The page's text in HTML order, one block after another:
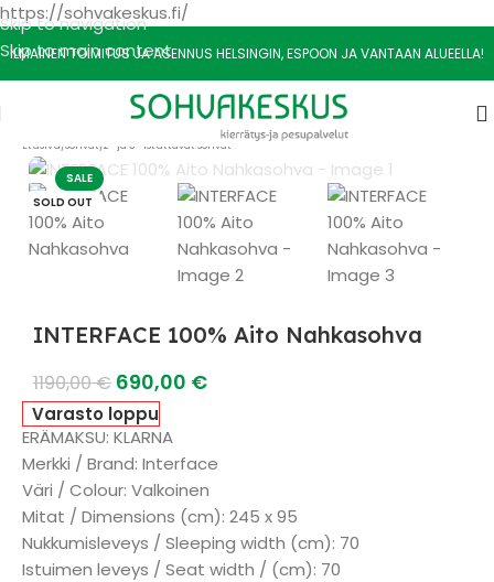
https://sohvakeskus.fi/
Skip to navigation
Skip to main content
ILMAINEN TOIMITUS JA ASENNUS HELSINGIN, ESPOON JA VANTAAN ALUEELLA!
Etusivu/Sohvat/2- ja 3- Istuttavat sohvat
SALE
SOLD OUT
INTERFACE 100% Aito Nahkasohva
1190,00€ 690,00 €
Varasto loppu
ERÄMAKSU: KLARNA
Merkki / Brand: Interface
Väri / Colour: Valkoinen
Mitat / Dimensions (cm): 245 x 95
Nukkumisleveys / Sleeping width (cm): 70
Istuimen leveys / Seat width / (cm): 70